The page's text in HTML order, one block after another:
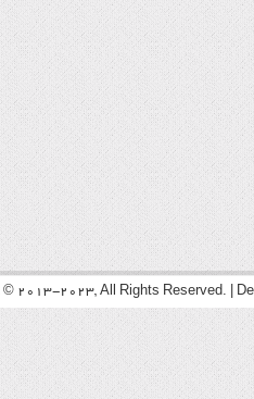
© 2013-2023, All Rights Reserved. |